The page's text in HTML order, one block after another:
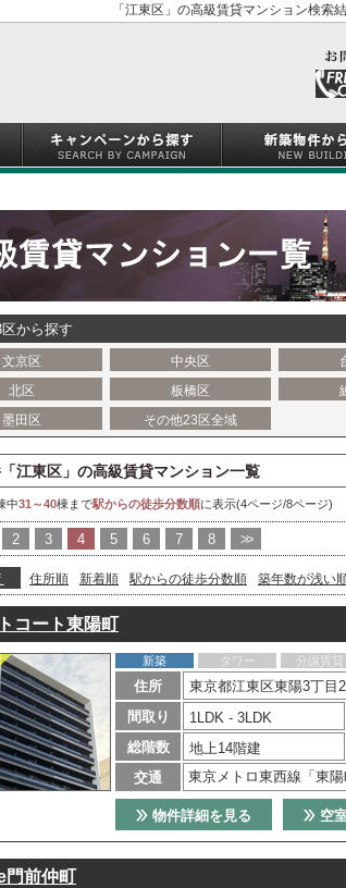
「江東区」の高級賃貸マンション検索
から探す
文京区 中央区
北区
板橋区
墨田区
その他23区全域
江東区」の高級賃貸マンション一覧
中31～40棟まで駅からの徒歩分数順に表示(4ページ/8ページ)
2 3 4 5 6 7 8 >>
住所順 新着順 駅からの徒歩分数順 築年数が浅い
コート東陽町
新築 タワー 分譲賃貸
住所
東京都江東区東陽3丁目
間取り
1LDK - 3LDK
総階数
地上14階建
交通
東京メトロ東西線「東
空
物件詳細を見る
門前仲町